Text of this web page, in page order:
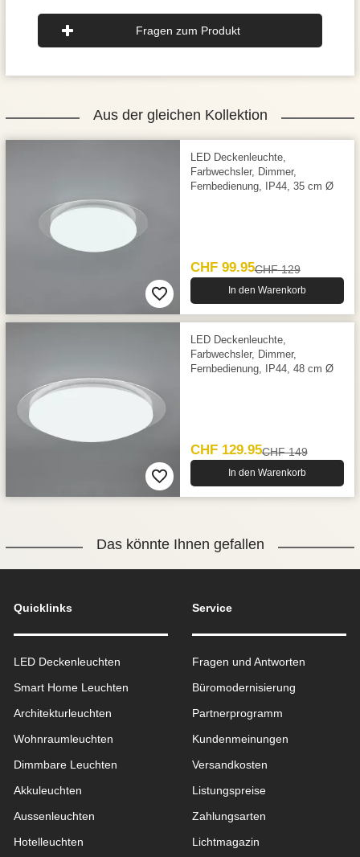
Fragen zum Produkt
Aus der gleichen Kollektion
LED Deckenleuchte,
Farbwechsler, Dimmer,
Fernbedienung, IP44, 35 cm Ø
CHF 99.95CHF 129
In den Warenkorb
LED Deckenleuchte,
Farbwechsler, Dimmer,
Fernbedienung, IP44, 48 cm Ø
CHF 129.95CHF 149
In den Warenkorb
Das könnte Ihnen gefallen
Quicklinks
LED Deckenleuchten
Smart Home Leuchten
Architekturleuchten
Wohnraum­leuchten
Dimmbare Leuchten
Akkuleuchten
Aussen­leuchten
Hotelleuchten
Service
Fragen und Antworten
Büromodernisierung
Partnerprogramm
Kundenmeinungen
Versandkosten
Listungspreise
Zahlungsarten
Lichtmagazin